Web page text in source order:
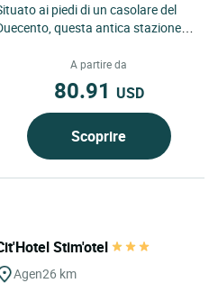
ai piedi di un casolare del
questa antica stazione
assaporare i prodotti...
A partire da
80.91 USD
Scoprire
Stim'otel
Agen26 km